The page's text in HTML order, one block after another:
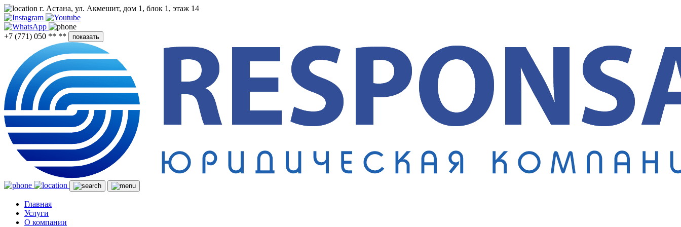
г. Астана, ул. Акмешит, дом 1, блок 1, этаж 14
+7 (771) 050 ** ** показать
Главная
Услуги
О компании